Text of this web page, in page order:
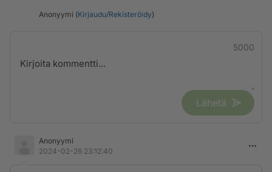
Anonyymi (Kirjaudu/Rekisteröidy)
5000
Lähetä
Anonyymi
2024-02-26 23:12:40